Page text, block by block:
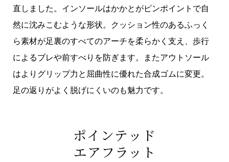
直しました。インソールはかかとがピンポイントで自
然に沈みこむような形状。クッション性のあるふっく
ら素材が足裏のすべてのアーチを柔らかく支え、歩行
によるブレや前すべりを防ぎます。またアウトソール
はよりグリップ力と屈曲性に優れた合成ゴムに変更。
足の返りがよく脱げにくいのも魅力です。
ポインテッド
エアフラット